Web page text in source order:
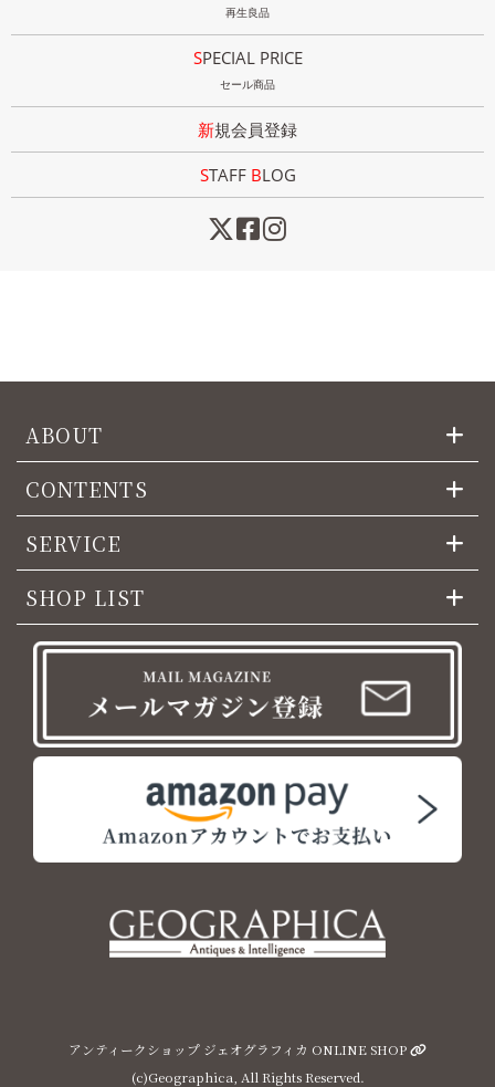
再生良品
SPECIAL PRICE
セール商品
新規会員登録
STAFF BLOG
ABOUT
CONTENTS
SERVICE
SHOP LIST
アンティークショップ ジェオグラフィカ ONLINE SHOP
(c)Geographica, All Rights Reserved.